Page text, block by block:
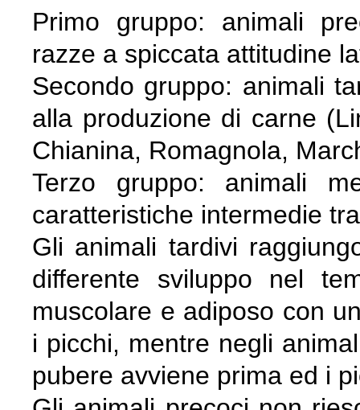
Primo gruppo: animali
razze a spiccata attitudine
Secondo gruppo: animali
alla produzione di carne
Chianina, Romagnola,
Terzo gruppo: animali
caratteristiche intermedie
Gli animali tardivi
differente sviluppo nel
muscolare e adiposo con
i picchi, mentre negli
pubere avviene prima ed i